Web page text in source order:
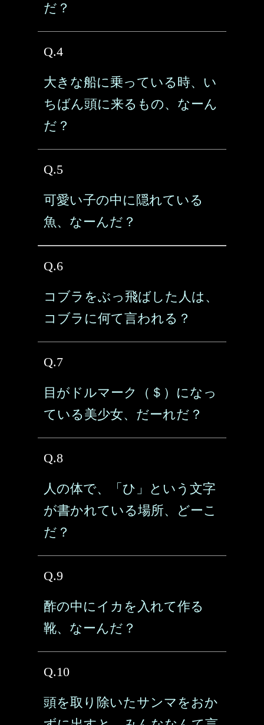
だ？
Q.4
大きな船に乗っている時、い
ちばん頭に来るもの、なーん
だ？
Q.5
可愛い子の中に隠れている
魚、なーんだ？
Q.6
コブラをぶっ飛ばした人は、
コブラに何て言われる？
Q.7
目がドルマーク（＄）になっ
ている美少女、だーれだ？
Q.8
人の体で、「ひ」という文字
が書かれている場所、どーこ
だ？
Q.9
酢の中にイカを入れて作る
靴、なーんだ？
Q.10
頭を取り除いたサンマをおか